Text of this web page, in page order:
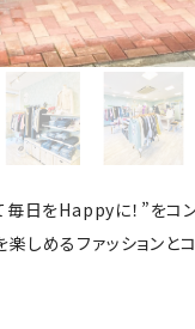
毎日をHappyに！”をコ
しめるファッションと